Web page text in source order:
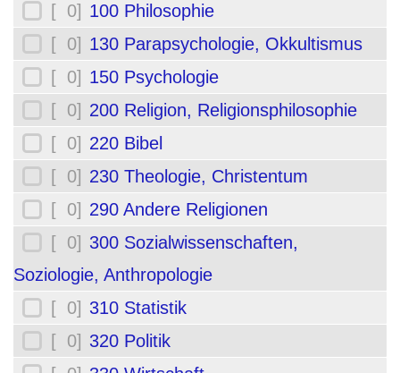
[ 0] 100 Philosophie
[ 0] 130 Parapsychologie, Okkultismus
[ 0] 150 Psychologie
[ 0] 200 Religion, Religionsphilosophie
[ 0] 220 Bibel
[ 0] 230 Theologie, Christentum
[ 0] 290 Andere Religionen
[ 0] 300 Sozialwissenschaften,
Soziologie, Anthropologie
[ 0] 310 Statistik
[ 0] 320 Politik